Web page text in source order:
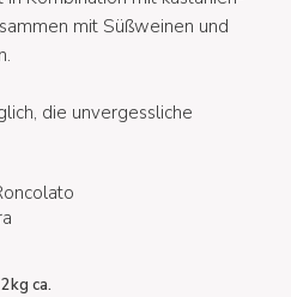
mit Süßweinen und
die unvergessliche
ca.